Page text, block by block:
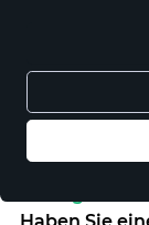
Haben Sie